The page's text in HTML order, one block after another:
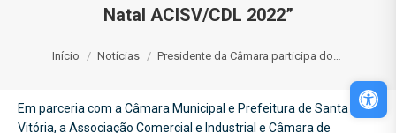
Natal ACISV/CDL 2022”
Início Notícias Presidente da Câmara participa do…
Em parceria com a Câmara Municipal e Prefeitura de Santa
Vitória, a Associação Comercial e Industrial e Câmara de